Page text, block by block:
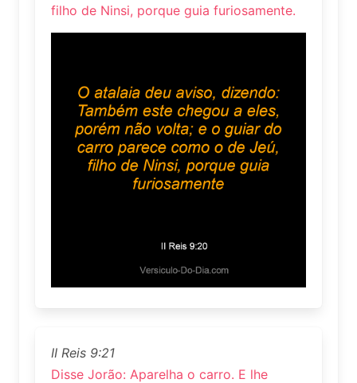
filho de Ninsi, porque guia furiosamente.
II Reis 9:21
Disse Jorão: Aparelha o carro. E lhe